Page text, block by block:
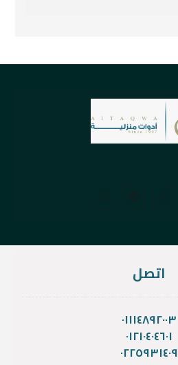
اتصل
٠١١١٤٨٩٢٠٠٣
٠١٢١٠٤٠٤٦٠١
٠٢٢٥٩٣١٤٠٩